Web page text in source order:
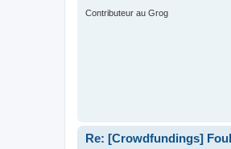
Contributeur au Grog
Re: [Crowdfundings]